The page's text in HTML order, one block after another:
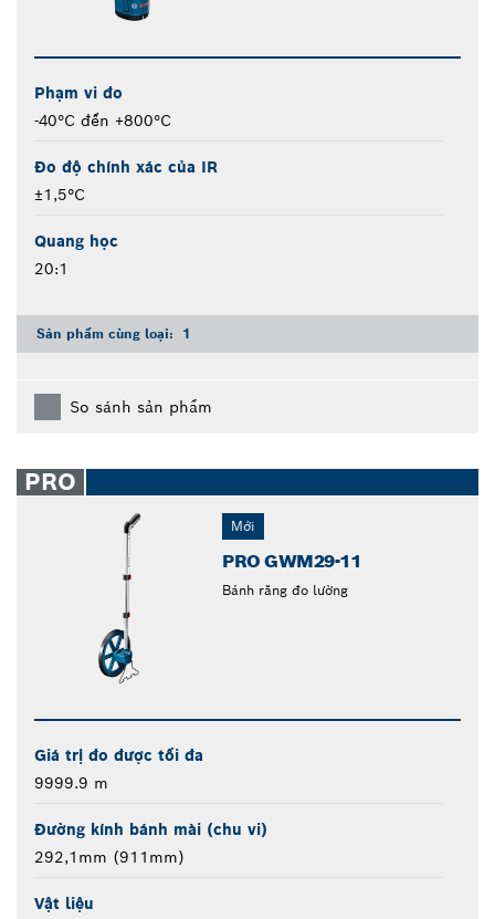
Phạm vi đo
-40°C đến +800°C
Đo độ chính xác của IR
±1,5°C
Quang học
20:1
Sản phẩm cùng loại: 1
So sánh sản phẩm
PRO
Mới
PRO GWM29-11
Bánh răng đo lường
Giá trị đo được tối đa
9999.9 m
Đường kính bánh mài (chu vi)
292,1mm (911mm)
Vật liệu